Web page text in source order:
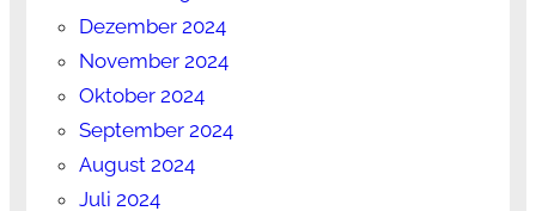
Dezember 2024
November 2024
Oktober 2024
September 2024
August 2024
Juli 2024